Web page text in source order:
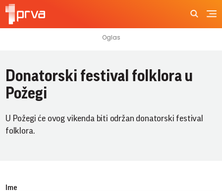
Donatorski festival folklora u
Požegi
U Požegi će ovog vikenda biti održan donatorski festival
folklora.
Ime